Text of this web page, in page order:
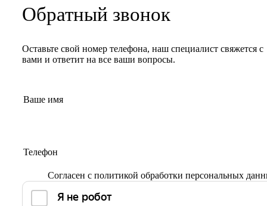
Обратный звонок
Оставьте свой номер телефона, наш специалист свяжется с
вами и ответит на все ваши вопросы.
Согласен с политикой обработки персональных